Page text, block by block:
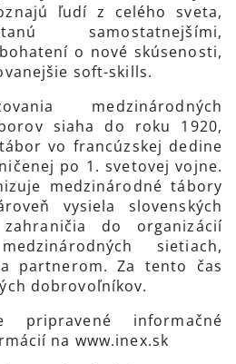
ľudí z celého sveta,
samostatnejšími,
o nové skúsenosti,
soft-skills.
medzinárodných
siaha do roku 1920,
vo francúzskej dedine
po 1. svetovej vojne.
medzinárodné tábory
vysiela slovenských
do organizácií
sietiach,
partnerom. Za tento čas
dobrovoľníkov.
pripravené informačné
na www.inex.sk